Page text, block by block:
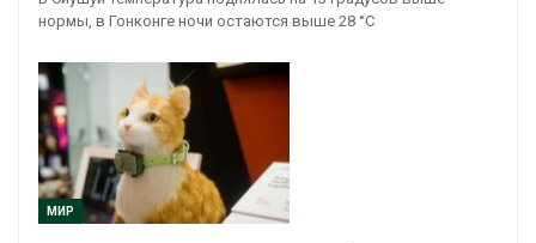
нормы, в Гонконге ночи остаются выше 28 °C
МИР